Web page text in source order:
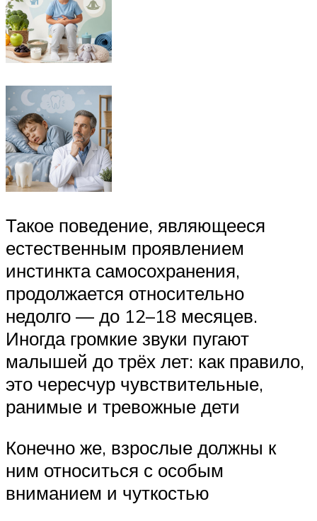
Такое поведение, являющееся
естественным проявлением
инстинкта самосохранения,
продолжается относительно
недолго — до 12–18 месяцев.
Иногда громкие звуки пугают
малышей до трёх лет: как правило,
это чересчур чувствительные,
ранимые и тревожные дети
Конечно же, взрослые должны к
ним относиться с особым
вниманием и чуткостью